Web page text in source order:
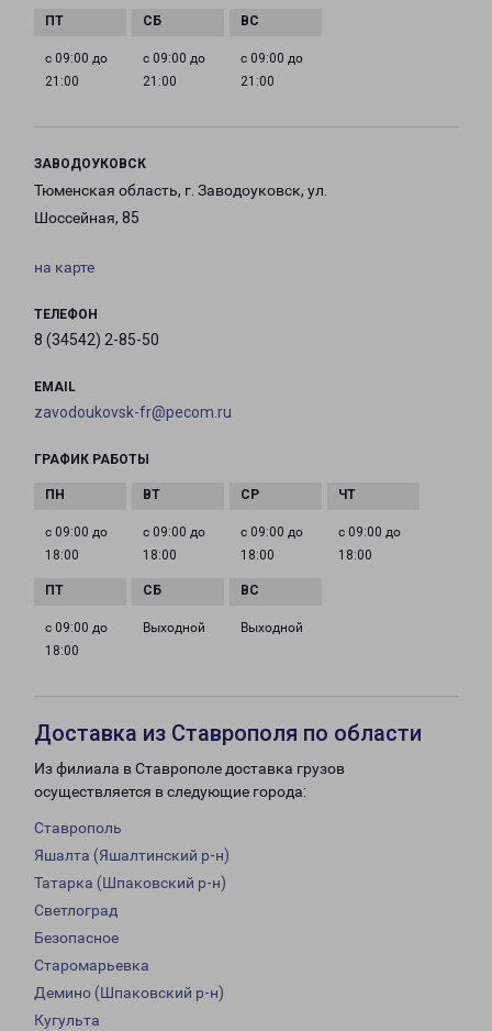
с 09:00 до
21:00
с 09:00 до
21:00
с 09:00 до
21:00
ЗАВОДОУКОВСК
Тюменская область, г. Заводоуковск, ул.
Шоссейная, 85
на карте
ТЕЛЕФОН
8 (34542) 2-85-50
EMAIL
zavodoukovsk-fr@pecom.ru
ГРАФИК РАБОТЫ
с 09:00 до
18:00
с 09:00 до
18:00
с 09:00 до
18:00
с 09:00 до
18:00
с 09:00 до
18:00
Выходной Выходной
Доставка из Ставрополя по области
Из филиала в Ставрополе доставка грузов
осуществляется в следующие города:
Ставрополь
Яшалта (Яшалтинский р-н)
Татарка (Шпаковский р-н)
Светлоград
Безопасное
Старомарьевка
Демино (Шпаковский р-н)
Кугульта